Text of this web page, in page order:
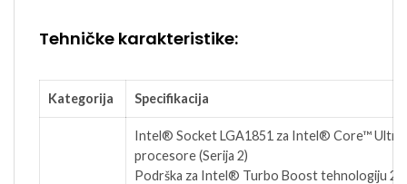
Tehničke karakteristike:
Kategorija Specifikacija
Intel® Socket LGA1851 za Intel® Core™ Ultra
procesore (Serija 2)
Podrška za Intel® Turbo Boost tehnologiju